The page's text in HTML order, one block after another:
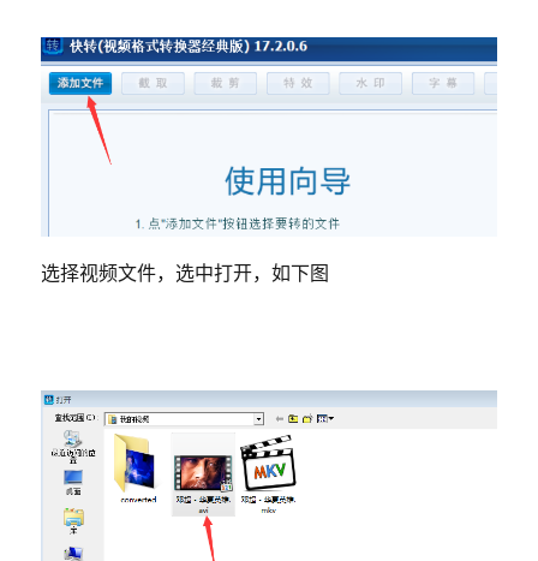
选择视频文件，选中打开，如下图